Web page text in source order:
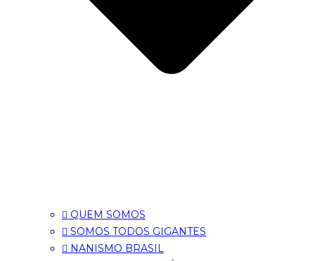
QUEM SOMOS
SOMOS TODOS GIGANTES
NANISMO BRASIL